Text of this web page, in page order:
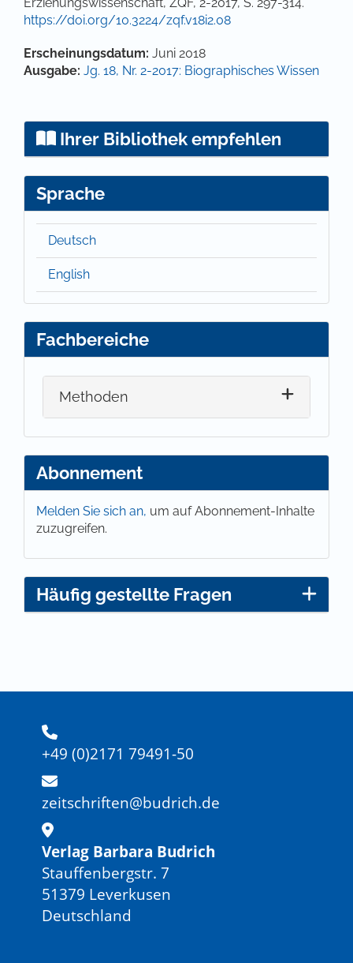
https://doi.org/10.3224/zqf.v18i2.08
Artikel-Details
Erscheinungsdatum: Juni 2018
Ausgabe: Jg. 18, Nr. 2-2017: Biographisches Wissen
Ihrer Bibliothek empfehlen
Sprache
Deutsch
English
Fachbereiche
Methoden
Abonnement
Melden Sie sich an, um auf Abonnement-Inhalte
zuzugreifen.
Häufig gestellte Fragen
+49 (0)2171 79491-50
zeitschriften@budrich.de
Verlag Barbara Budrich
Stauffenbergstr. 7
51379 Leverkusen
Deutschland